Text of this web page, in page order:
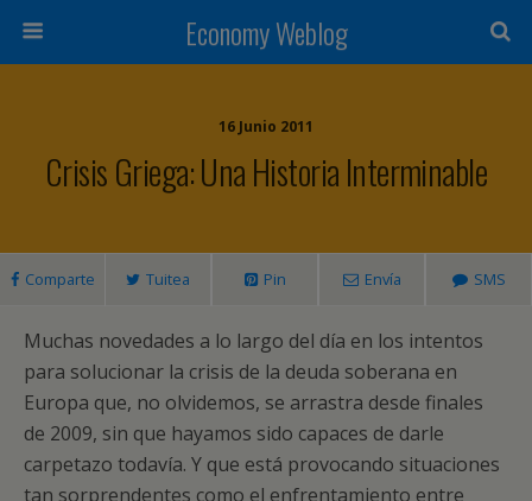
Economy Weblog
16 Junio 2011
Crisis Griega: Una Historia Interminable
Comparte Tuitea Pin Envía SMS
Muchas novedades a lo largo del día en los intentos
para solucionar la crisis de la deuda soberana en
Europa que, no olvidemos, se arrastra desde finales
de 2009, sin que hayamos sido capaces de darle
carpetazo todavía. Y que está provocando situaciones
tan sorprendentes como el enfrentamiento entre